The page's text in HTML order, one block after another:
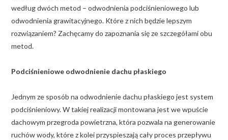
według dwóch metod – odwodnienia podciśnieniowego lub
odwodnienia grawitacyjnego. Które z nich będzie lepszym
rozwiązaniem? Zachęcamy do zapoznania się ze szczegółami obu
metod.
Podciśnieniowe odwodnienie dachu płaskiego
Jednym ze sposób na odwodnienie dachu płaskiego jest system
podciśnieniowy. W takiej realizacji montowana jest we wpuście
dachowym przegroda powietrzna, która pozwala na generowanie
ruchów wody, które z kolei przyspieszają cały proces przepływu